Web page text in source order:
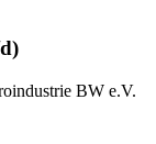
BW e.V.